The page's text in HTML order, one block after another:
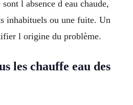
l absence d eau chaude,
inhabituels ou une fuite. Un
l origine du problème.
les chauffe eau des